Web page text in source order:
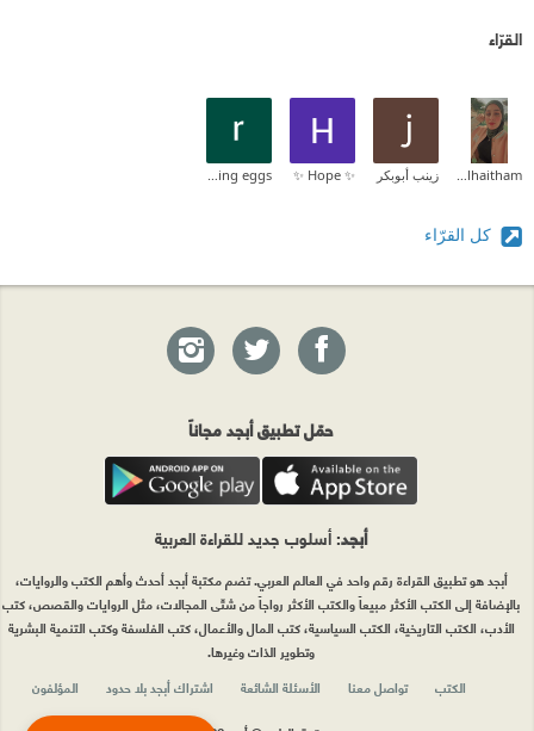
القرّاء
زينب أبوبكر ✨ Hope ✨
كل القرّاء
حمّل تطبيق أبجد مجاناً
أبجد: أسلوب جديد للقراءة العربية
أبجد هو تطبيق القراءة رقم واحد في العالم العربي. تضم مكتبة أبجد أحدث وأهم الكتب والروايات،
بالإضافة إلى الكتب الأكثر مبيعاً والكتب الأكثر رواجاً من شتّى المجالات، مثل الروايات والقصص، كتب
الأدب، الكتب التاريخية، الكتب السياسية، كتب المال والأعمال، كتب الفلسفة وكتب التنمية البشرية
وتطوير الذات وغيرها.
الكتب
تواصل معنا الأسئلة الشائعة اشتراك أبجد بلا حدود
المؤلفون